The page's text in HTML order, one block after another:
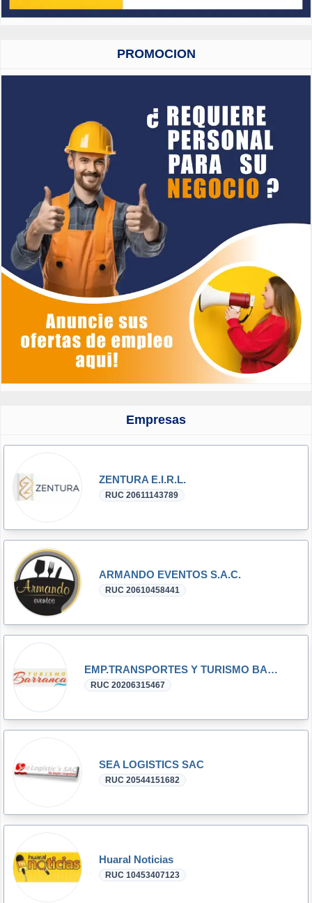
PROMOCION
Empresas
ZENTURA E.I.R.L.
RUC 20611143789
ARMANDO EVENTOS S.A.C.
RUC 20610458441
EMP.TRANSPORTES Y TURISMO BARRANCA S.A.
RUC 20206315467
SEA LOGISTICS SAC
RUC 20544151682
Huaral Noticias
RUC 10453407123